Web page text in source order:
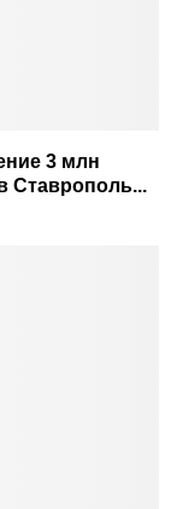
3 млн
Ставрополь...